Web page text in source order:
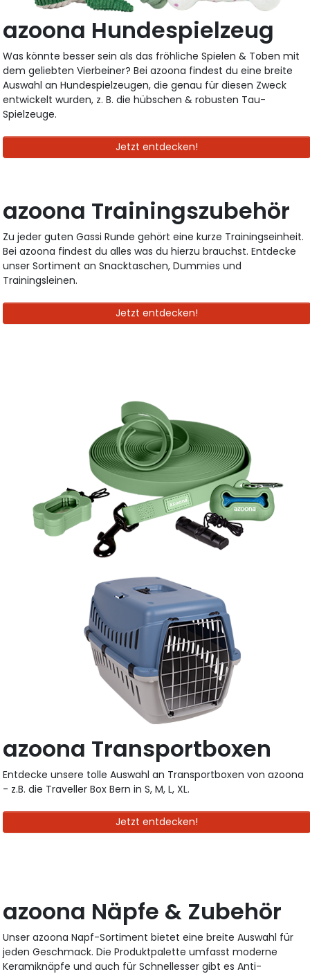
azoona Hundespielzeug
Was könnte besser sein als das fröhliche Spielen & Toben mit
dem geliebten Vierbeiner? Bei azoona findest du eine breite
Auswahl an Hundespielzeugen, die genau für diesen Zweck
entwickelt wurden, z. B. die hübschen & robusten Tau-
Spielzeuge.
Jetzt entdecken!
azoona Trainingszubehör
Zu jeder guten Gassi Runde gehört eine kurze Trainingseinheit.
Bei azoona findest du alles was du hierzu brauchst. Entdecke
unser Sortiment an Snacktaschen, Dummies und
Trainingsleinen.
Jetzt entdecken!
azoona Transportboxen
Entdecke unsere tolle Auswahl an Transportboxen von azoona
- z.B. die Traveller Box Bern in S, M, L, XL.
Jetzt entdecken!
azoona Näpfe & Zubehör
Unser azoona Napf-Sortiment bietet eine breite Auswahl für
jeden Geschmack. Die Produktpalette umfasst moderne
Keramiknäpfe und auch für Schnellesser gibt es Anti-